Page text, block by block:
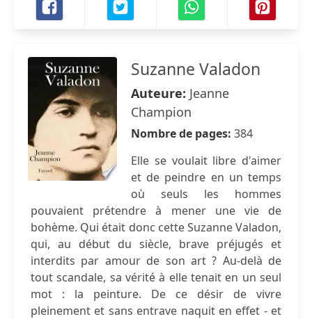
Suzanne Valadon
Auteure: Jeanne
Champion
Nombre de pages: 384
Elle se voulait libre d'aimer
et de peindre en un temps
où seuls les hommes
pouvaient prétendre à mener une vie de
bohème. Qui était donc cette Suzanne Valadon,
qui, au début du siècle, brave préjugés et
interdits par amour de son art ? Au-delà de
tout scandale, sa vérité à elle tenait en un seul
mot : la peinture. De ce désir de vivre
pleinement et sans entrave naquit en effet - et